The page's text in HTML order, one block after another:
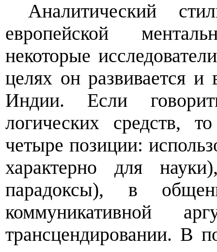
Аналитический
европейской
некоторые
целях он развивается
Индии. Если
логических средств,
четыре позиции:
характерно для
парадоксы), в
коммуникативной
трансцендировании. В